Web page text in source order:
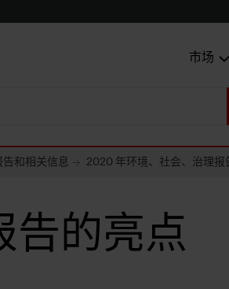
市场
告和相关信息 2020 年环境、社会、治理报
告的亮点